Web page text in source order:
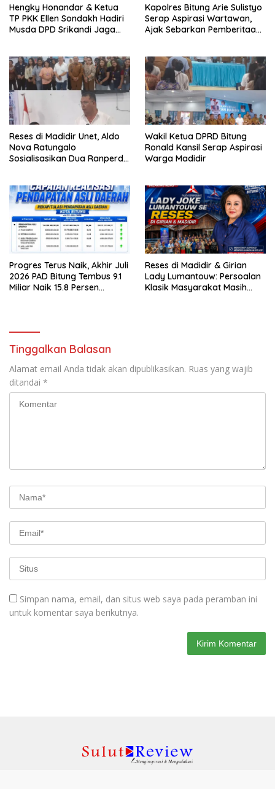
Hengky Honandar & Ketua
TP PKK Ellen Sondakh Hadiri
Musda DPD Srikandi Jaga
Kapolres Bitung Arie Sulistyo
Serap Aspirasi Wartawan,
Ajak Sebarkan Pemberitaan
Reses di Madidir Unet, Aldo
Nova Ratungalo
Sosialisasikan Dua Ranperda
Wakil Ketua DPRD Bitung
Ronald Kansil Serap Aspirasi
Warga Madidir
Progres Terus Naik, Akhir Juli
2026 PAD Bitung Tembus 9.1
Miliar Naik 15.8 Persen
Reses di Madidir & Girian
Lady Lumantouw: Persoalan
Klasik Masyarakat Masih
Tinggalkan Balasan
Alamat email Anda tidak akan dipublikasikan. Ruas yang wajib
ditandai *
Simpan nama, email, dan situs web saya pada peramban ini
untuk komentar saya berikutnya.